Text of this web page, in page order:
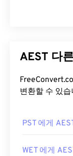
AEST 다
변환할 수 있습
PST 에게
WET 에게